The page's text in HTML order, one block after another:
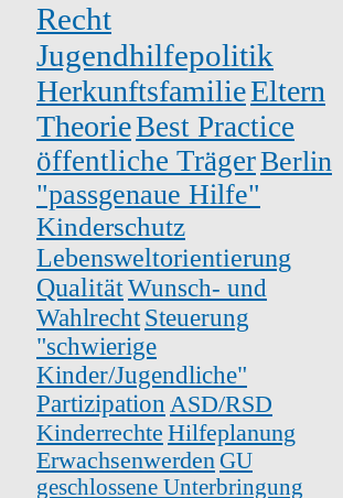
Recht
Jugendhilfepolitik
HerkunftsfamilieEltern
TheorieBest Practice
öffentliche TrägerBerlin
"passgenaue Hilfe"
Kinderschutz
Lebensweltorientierung
QualitätWunsch- und
Wahlrecht Steuerung
"schwierige
Kinder/Jugendliche"
Partizipation ASD/RSD
Kinderrechte Hilfeplanung
ErwachsenwerdenGU
geschlossene Unterbringung